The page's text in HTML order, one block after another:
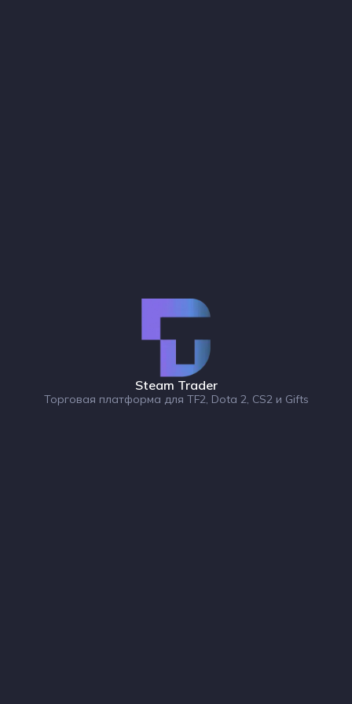
Steam Trader
Торговая платформа для TF2, Dota 2, CS2 и Gifts